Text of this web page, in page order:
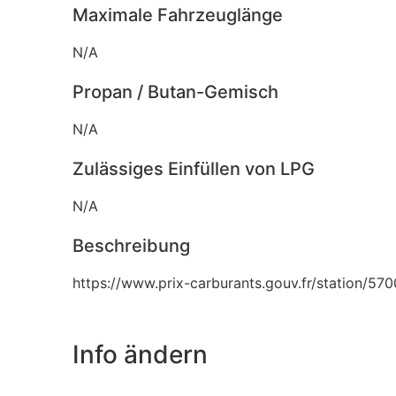
Maximale Fahrzeuglänge
N/A
Propan / Butan-Gemisch
N/A
Zulässiges Einfüllen von LPG
N/A
Beschreibung
https://www.prix-carburants.gouv.fr/station/
Info ändern